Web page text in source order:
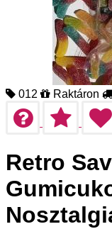
012 Raktáron
Retro